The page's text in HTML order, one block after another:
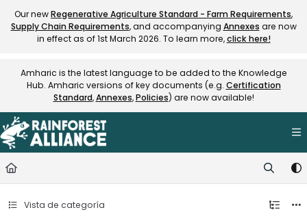
Documentation Index
Fetch the complete documentation index at:https://
Our newRegenerative Agriculture Standard - Farm Requirements,
Supply Chain Requirements, and accompanying Annexes are now
in effect as of 1st March 2026. To learn more,click here!
Amharic is the latest language to be added to the Knowledge
Hub. Amharic versions of key documents (e.g. Certification
Standard,Annexes,Policies) are now available!
Vista de categoría